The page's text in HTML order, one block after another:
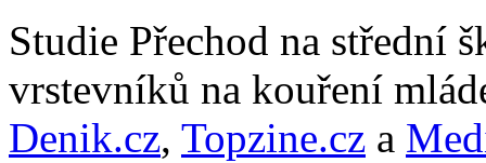
Studie Přechod na střední
vrstevníků na kouření
Denik.cz, Topzine.cz a